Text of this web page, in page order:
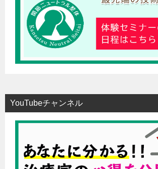
YouTubeチャンネル